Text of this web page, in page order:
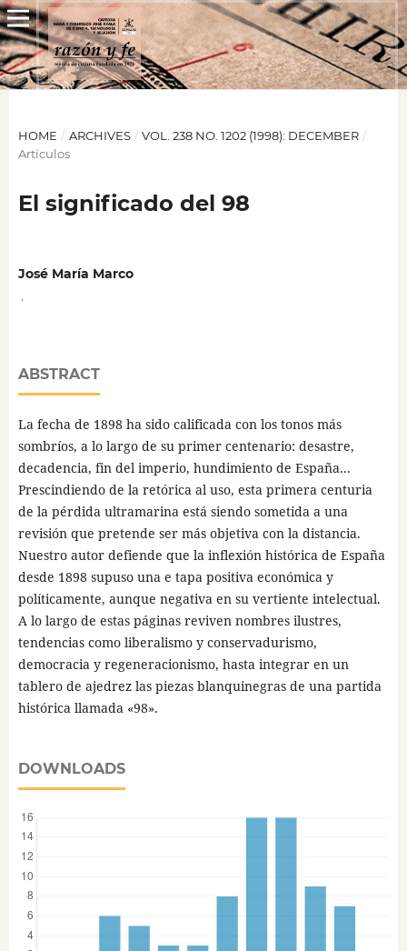
HOME / ARCHIVES / VOL. 238 NO. 1202 (1998): DECEMBER /
Artículos
El significado del 98
José María Marco
ABSTRACT
La fecha de 1898 ha sido calificada con los tonos más
sombríos, a lo largo de su primer centenario: desastre,
decadencia, fin del imperio, hundimiento de España...
Prescindiendo de la retórica al uso, esta primera centuria
de la pérdida ultramarina está siendo sometida a una
revisión que pretende ser más objetiva con la distancia.
Nuestro autor defiende que la inflexión histórica de España
desde 1898 supuso una e tapa positiva económica y
políticamente, aunque negativa en su vertiente intelectual.
A lo largo de estas páginas reviven nombres ilustres,
tendencias como liberalismo y conservadurismo,
democracia y regeneracionismo, hasta integrar en un
tablero de ajedrez las piezas blanquinegras de una partida
histórica llamada «98».
DOWNLOADS